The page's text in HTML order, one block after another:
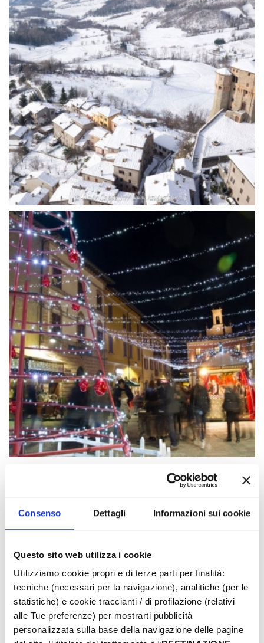
Consenso Dettagli Informazioni sui cookie
Questo sito web utilizza i cookie
Utilizziamo cookie propri e di terze parti per finalità:
tecniche (necessari per la navigazione), analitiche (per le
statistiche) e cookie traccianti / di profilazione (relativi
alle Tue preferenze) per mostrarti pubblicità
personalizzata sulla base della navigazione delle pagine
Les événements peuvent faire l'objet de
modifications. Contactez toujours les
organisateurs avant de vous rendre sur place.
LIEN DE L'ÉVÉNEMENT
­OÙ